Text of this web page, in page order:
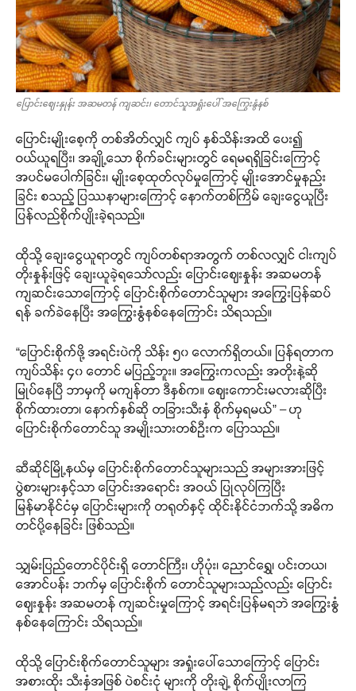
ပြောင်းဈေးနှုန်း အဆမတန် ကျဆင်း၊ တောင်သူအရှုံးပေါ် အကြွေးနွံနစ်
ပြောင်းမျိုးစေ့ကို တစ်အိတ်လျှင် ကျပ် နှစ်သိန်းအထိ ပေး၍
ဝယ်ယူရပြီး၊ အချို့သော စိုက်ခင်းများတွင် ရေမရရှိခြင်းကြောင့်
အပင်မပေါက်ခြင်း၊ မျိုးစေ့ထုတ်လုပ်မှုကြောင့် မျိုးအောင်မှုနည်း
ခြင်း စသည့် ပြဿနာများကြောင့် နောက်တစ်ကြိမ် ချေးငွေယူပြီး
ပြန်လည်စိုက်ပျိုးခဲ့ရသည်။
ထိုသို့ ချေးငွေယူရာတွင် ကျပ်တစ်ရာအတွက် တစ်လလျှင် ငါးကျပ်
တိုးနှုန်းဖြင့် ချေးယူခဲ့ရသော်လည်း ပြောင်းဈေးနှုန်း အဆမတန်
ကျဆင်းသောကြောင့် ပြောင်းစိုက်တောင်သူများ အကြွေးပြန်ဆပ်
ရန် ခက်ခဲနေပြီး အကြွေးနွံနစ်နေကြောင်း သိရသည်။
“ပြောင်းစိုက်ဖို့ အရင်းပဲကို သိန်း ၅၀ လောက်ရှိတယ်။ ပြန်ရတာက
ကျပ်သိန်း ၄၀ တောင် မပြည့်ဘူး။ အကြွေးကလည်း အတိုးနဲ့ဆို
မြုပ်နေပြီ ဘာမှကို မကျန်တာ ဒီနှစ်က။ ဈေးကောင်းမလားဆိုပြီး
စိုက်ထားတာ၊ နောက်နှစ်ဆို တခြားသီးနှံ စိုက်မှရမယ်” – ဟု
ပြောင်းစိုက်တောင်သူ အမျိုးသားတစ်ဦးက ပြောသည်။
ဆီဆိုင်မြို့နယ်မှ ပြောင်းစိုက်တောင်သူများသည် အများအားဖြင့်
ပွဲစားများနှင့်သာ ပြောင်းအရောင်း အဝယ် ပြုလုပ်ကြပြီး
မြန်မာနိုင်ငံမှ ပြောင်းများကို တရုတ်နှင့် ထိုင်းနိုင်ငံဘက်သို့ အဓိက
တင်ပို့နေခြင်း ဖြစ်သည်။
သျှမ်းပြည်တောင်ပိုင်းရှိ တောင်ကြီး၊ ဟိုပုံး၊ ညောင်ရွှေ၊ ပင်းတယ၊
အောင်ပန်း ဘက်မှ ပြောင်းစိုက် တောင်သူများသည်လည်း ပြောင်း
ဈေးနှုန်း အဆမတန် ကျဆင်းမှုကြောင့် အရင်းပြန်မရဘဲ အကြွေးနွံ
နစ်နေကြောင်း သိရသည်။
ထိုသို့ ပြောင်းစိုက်တောင်သူများ အရှုံးပေါ်သောကြောင့် ပြောင်း
အစားထိုး သီးနှံအဖြစ် ပဲစင်းငုံ များကို တိုးချဲ့ စိုက်ပျိုးလာကြ